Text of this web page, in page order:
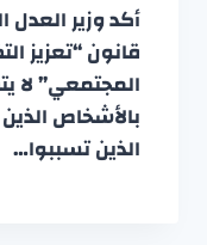
أكد وزير
قانون “تعزيز
المجتمعي” لا
بالأشخاص
الذين تسببوا…